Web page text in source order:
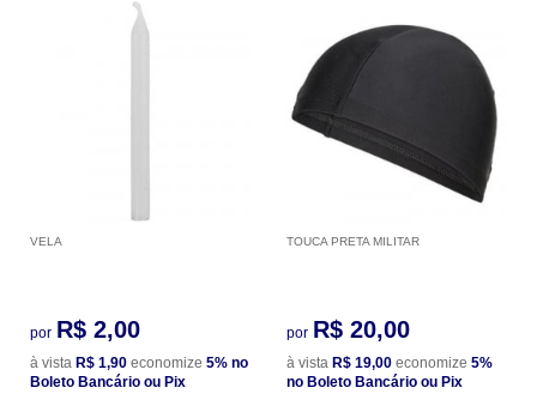
VELA
por R$ 2,00
à vista R$ 1,90 economize 5% no
Boleto Bancário ou Pix
TOUCA PRETA MILITAR
por R$ 20,00
à vista R$ 19,00 economize 5%
no Boleto Bancário ou Pix